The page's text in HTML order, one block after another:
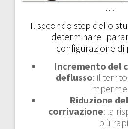
…
Il secondo step dello
determinare i
configurazione di
Incremento del
deflusso: il
Riduzione
corrivazione: la
più